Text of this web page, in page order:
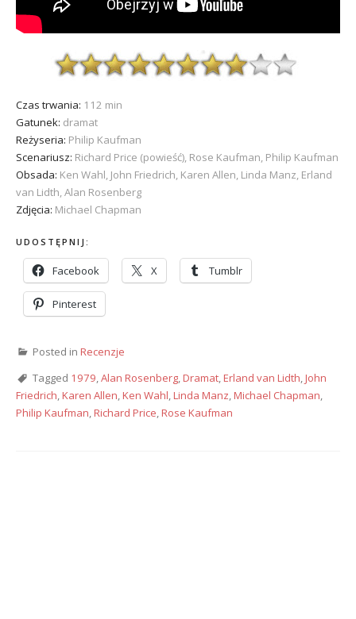
Czas trwania: 112 min
Gatunek: dramat
Reżyseria: Philip Kaufman
Scenariusz: Richard Price (powieść), Rose Kaufman, Philip Kaufman
Obsada: Ken Wahl, John Friedrich, Karen Allen, Linda Manz, Erland
van Lidth, Alan Rosenberg
Zdjęcia: Michael Chapman
UDOSTĘPNIJ:
Facebook X Tumblr
Pinterest
Posted in Recenzje
Tagged 1979 Alan Rosenberg Dramat Erland van Lidth John
Friedrich Karen Allen Ken Wahl Linda Manz Michael Chapman
Philip Kaufman Richard Price Rose Kaufman